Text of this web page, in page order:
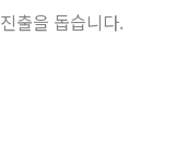
출을 돕습니다.